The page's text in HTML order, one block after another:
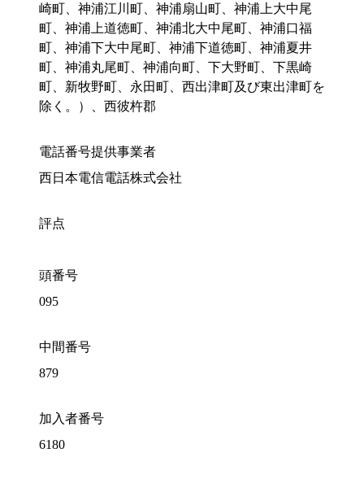
崎町、神浦江川町、神浦扇山町、神浦上大中尾
町、神浦上道徳町、神浦北大中尾町、神浦口福
町、神浦下大中尾町、神浦下道徳町、神浦夏井
町、神浦丸尾町、神浦向町、下大野町、下黒崎
町、新牧野町、永田町、西出津町及び東出津町を
除く。）、西彼杵郡
電話番号提供事業者
西日本電信電話株式会社
評点
頭番号
095
中間番号
879
加入者番号
6180